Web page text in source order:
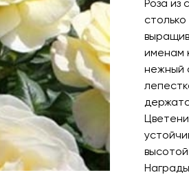
Роза из
именам
нежный